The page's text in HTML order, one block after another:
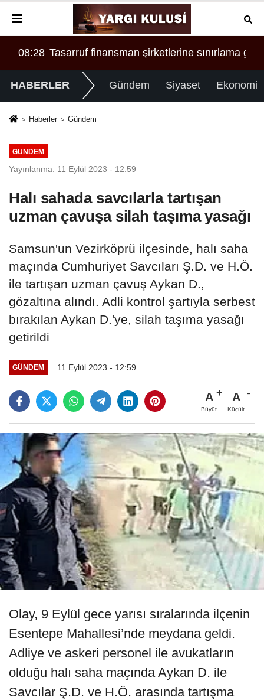
liderliğinden iddianame hazırlandı.. Tüm
Tasarruf finansman şirketlerine sınırlama geldi
00:34
HABERLER Gündem Siyaset Ekonomi
Haberler Gündem
GÜNDEM
Yayınlanma: 11 Eylül 2023 - 12:59
Halı sahada savcılarla tartışan
uzman çavuşa silah taşıma yasağı
Samsun'un Vezirköprü ilçesinde, halı saha
maçında Cumhuriyet Savcıları Ş.D. ve H.Ö.
ile tartışan uzman çavuş Aykan D.,
gözaltına alındı. Adli kontrol şartıyla serbest
bırakılan Aykan D.'ye, silah taşıma yasağı
getirildi
GÜNDEM 11 Eylül 2023 - 12:59
A
Büyüt
A
Küçült
Olay, 9 Eylül gece yarısı sıralarında ilçenin
Esentepe Mahallesi’nde meydana geldi.
Adliye ve askeri personel ile avukatların
olduğu halı saha maçında Aykan D. ile
Savcılar Ş.D. ve H.Ö. arasında tartışma